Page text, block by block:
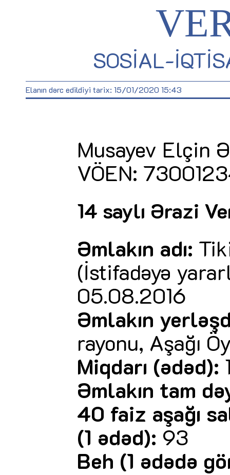
SOSIAL-
Elanın dərc edildiyi tarix: 15/01/2020 15:43
Musayev Elçin
VÖEN:
14 saylı Ərazi
Əmlakın adı:
(İstifadəyə
05.08.2016
Əmlakın
rayonu, Aşağı
Miqdarı (ədəd):
Əmlakın tam
40 faiz aşağı
(1 ədəd): 93
Beh (1 ədədə